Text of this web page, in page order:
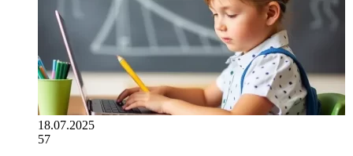
18.07.2025
57